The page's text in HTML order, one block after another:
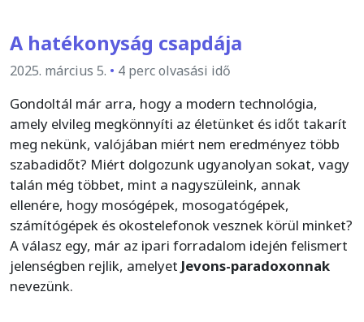
A hatékonyság csapdája
2025. március 5. • 4 perc olvasási idő
Gondoltál már arra, hogy a modern technológia,
amely elvileg megkönnyíti az életünket és időt takarít
meg nekünk, valójában miért nem eredményez több
szabadidőt? Miért dolgozunk ugyanolyan sokat, vagy
talán még többet, mint a nagyszüleink, annak
ellenére, hogy mosógépek, mosogatógépek,
számítógépek és okostelefonok vesznek körül minket?
A válasz egy, már az ipari forradalom idején felismert
jelenségben rejlik, amelyet Jevons-paradoxonnak
nevezünk.